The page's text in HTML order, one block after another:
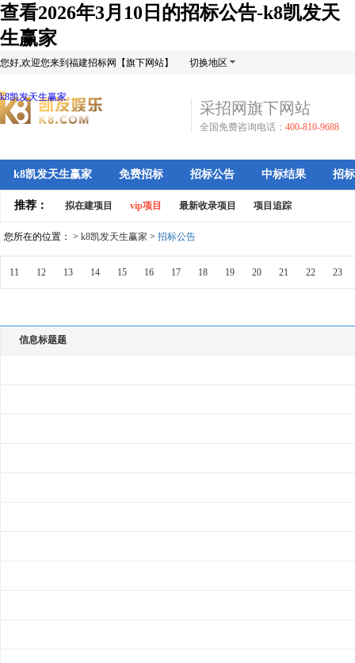
查看2026年3月10日的招标公告-k8凯发天
生赢家
您好,欢迎您来到福建招标网【旗下网站】 切换地区
k8凯发天生赢家
采招网旗下网站
全国免费咨询电话： 400-810-9688
k8凯发天生赢家 免费招标 招标公告 中标结果 招
推荐： 拟在建项目 vip项目 最新收录项目 项目追踪
您所在的位置： > k8凯发天生赢家 > 招标公告
11 12 13 14 15 16 17 18 19 20 21 22 23
信息标题题